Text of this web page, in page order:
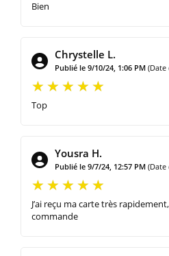
Bien
Chrystelle L.
Publié le 9/10/24, 1:06 PM (Date
Top
Yousra H.
Publié le 9/7/24, 12:57 PM (Date
J’ai reçu ma carte très
commande